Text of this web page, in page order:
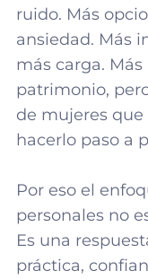
ruido. Más
ansiedad. Más
más carga.
patrimonio,
de mujeres
hacerlo paso a
Por eso el
personales no
Es una
práctica,